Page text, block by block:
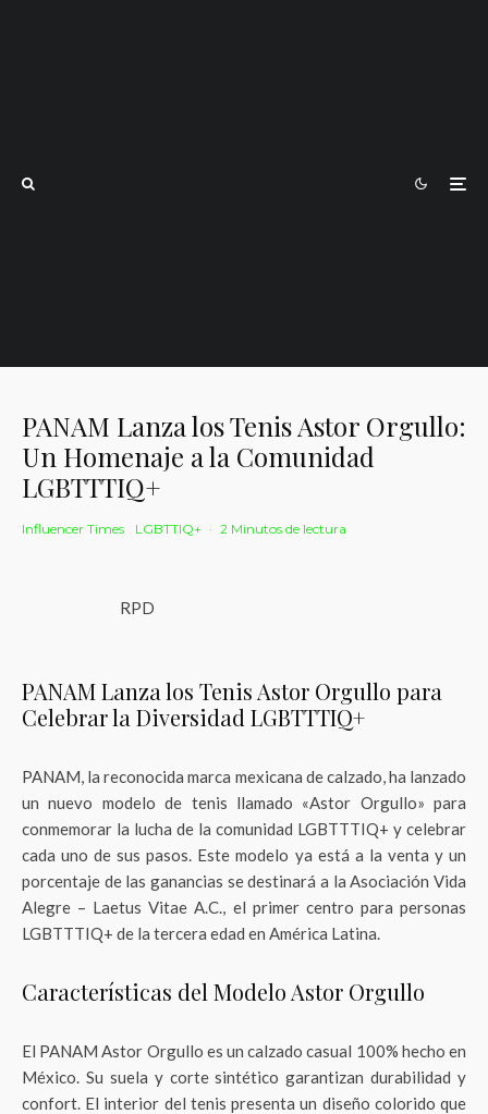
PANAM Lanza los Tenis Astor Orgullo:
Un Homenaje a la Comunidad
LGBTTTIQ+
Influencer Times LGBTTIQ+ · 2 Minutos de lectura
RPD
PANAM Lanza los Tenis Astor Orgullo para
Celebrar la Diversidad LGBTTTIQ+
PANAM, la reconocida marca mexicana de calzado, ha lanzado
un nuevo modelo de tenis llamado «Astor Orgullo» para
conmemorar la lucha de la comunidad LGBTTTIQ+ y celebrar
cada uno de sus pasos. Este modelo ya está a la venta y un
porcentaje de las ganancias se destinará a la Asociación Vida
Alegre – Laetus Vitae A.C., el primer centro para personas
LGBTTTIQ+ de la tercera edad en América Latina.
Características del Modelo Astor Orgullo
El PANAM Astor Orgullo es un calzado casual 100% hecho en
México. Su suela y corte sintético garantizan durabilidad y
confort. El interior del tenis presenta un diseño colorido que